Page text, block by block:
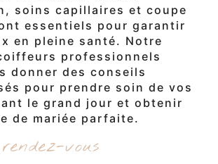
soins capillaires et coupe
essentiels pour garantir
en pleine santé. Notre
professionnels
donner des conseils
pour prendre soin de vos
le grand jour et obtenir
de mariée parfaite.
vous